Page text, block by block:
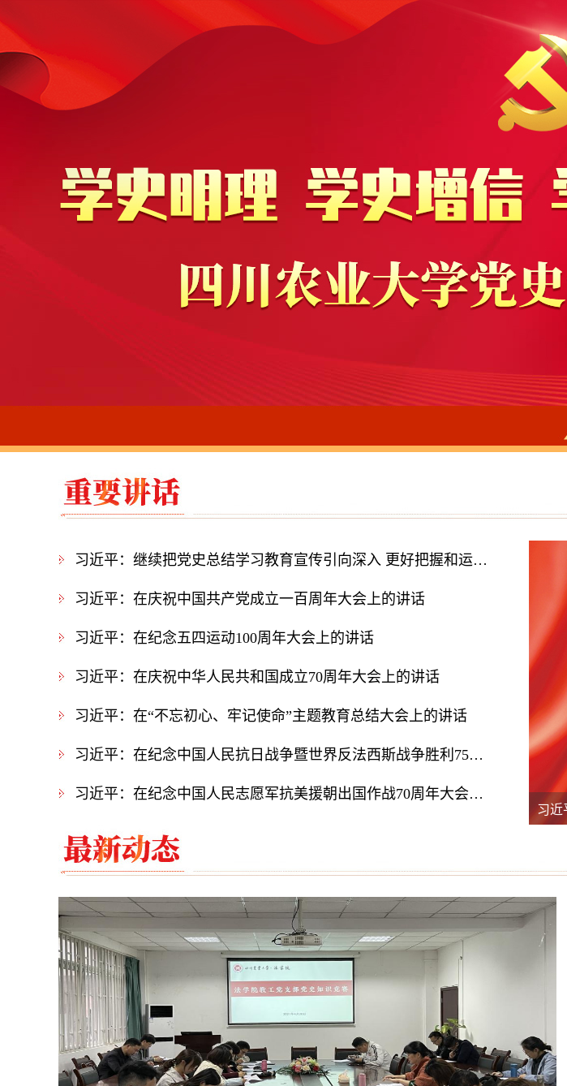
习近平：继续把党史总结学习教育宣传引向深入 更好把握和运用党的百年奋斗历史经验
习近平：在庆祝中国共产党成立一百周年大会上的讲话
习近平：在纪念五四运动100周年大会上的讲话
习近平：在庆祝中华人民共和国成立70周年大会上的讲话
习近平：在“不忘初心、牢记使命”主题教育总结大会上的讲话
习近平：在纪念中国人民抗日战争暨世界反法西斯战争胜利75周年座谈会上的讲话
习近平：在纪念中国人民志愿军抗美援朝出国作战70周年大会上的讲话
习近